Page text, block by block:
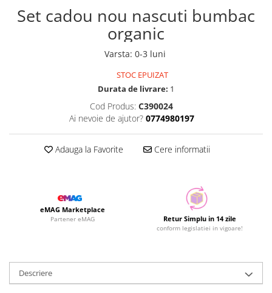
Set cadou nou nascuti bumbac
organic
Varsta: 0-3 luni
STOC EPUIZAT
Durata de livrare: 1
Cod Produs: C390024
Ai nevoie de ajutor? 0774980197
Adauga la Favorite Cere informatii
eMAG Marketplace
Partener eMAG Retur Simplu in 14 zile
conform legislatiei in vigoare!
Descriere